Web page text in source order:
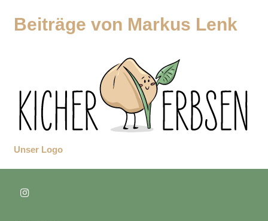
Beiträge von Markus Lenk
Unser Logo